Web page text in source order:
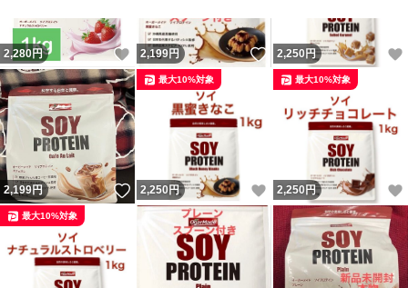
2,280円 いいね！
2,199円 いいね！
2,250 円
2,199円 いいね！
2,250 円 いいね！
最大10%対象
2,250 円
最大10%対象
最大10%対象